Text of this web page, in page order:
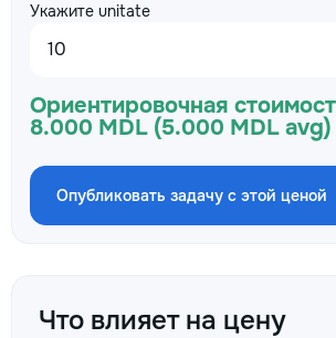
Укажите unitate
Ориентировочная
8.000 MDL (5.000 MDL avg)
Опубликовать задачу с этой ценой
Что влияет на цену